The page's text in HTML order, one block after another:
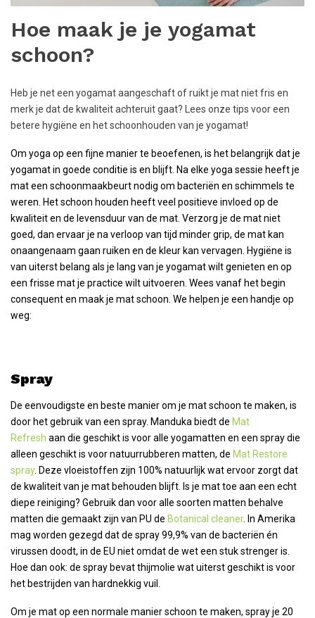
Hoe maak je je yogamat
schoon?
Heb je net een yogamat aangeschaft of ruikt je mat niet fris en
merk je dat de kwaliteit achteruit gaat? Lees onze tips voor een
betere hygiëne en het schoonhouden van je yogamat!
Om yoga op een fijne manier te beoefenen, is het belangrijk dat je
yogamat in goede conditie is en blijft. Na elke yoga sessie heeft je
mat een schoonmaakbeurt nodig om bacteriën en schimmels te
weren. Het schoon houden heeft veel positieve invloed op de
kwaliteit en de levensduur van de mat. Verzorg je de mat niet
goed, dan ervaar je na verloop van tijd minder grip, de mat kan
onaangenaam gaan ruiken en de kleur kan vervagen. Hygiëne is
van uiterst belang als je lang van je yogamat wilt genieten en op
een frisse mat je practice wilt uitvoeren. Wees vanaf het begin
consequent en maak je mat schoon. We helpen je een handje op
weg:
Spray
De eenvoudigste en beste manier om je mat schoon te maken, is
door het gebruik van een spray. Manduka biedt de Mat
Refresh aan die geschikt is voor alle yogamatten en een spray die
alleen geschikt is voor natuurrubberen matten, de Mat Restore
spray. Deze vloeistoffen zijn 100% natuurlijk wat ervoor zorgt dat
de kwaliteit van je mat behouden blijft. Is je mat toe aan een echt
diepe reiniging? Gebruik dan voor alle soorten matten behalve
matten die gemaakt zijn van PU de Botanical cleaner. In Amerika
mag worden gezegd dat de spray 99,9% van de bacteriën én
virussen doodt, in de EU niet omdat de wet een stuk strenger is.
Hoe dan ook: de spray bevat thijmolie wat uiterst geschikt is voor
het bestrijden van hardnekkig vuil.
Om je mat op een normale manier schoon te maken, spray je 20